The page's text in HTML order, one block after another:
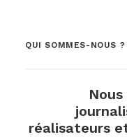
QUI SOMMES-NOUS ?
réalisateurs